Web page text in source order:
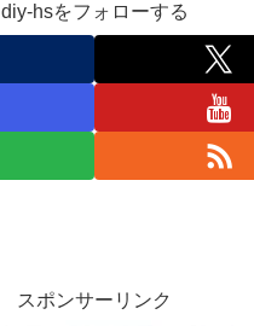
diy-hsをフォローする
スポンサーリンク